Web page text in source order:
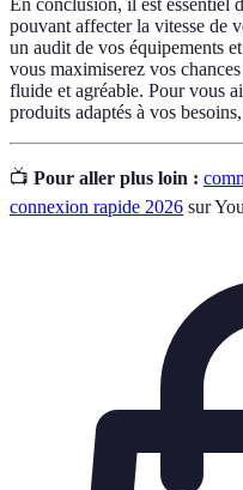
En conclusion, il est essentiel
pouvant affecter la vitesse de
un audit de vos équipements
vous maximiserez vos
fluide et agréable. Pour vous
produits adaptés à vos
📺 Pour aller plus loin :
connexion rapide 2026 sur